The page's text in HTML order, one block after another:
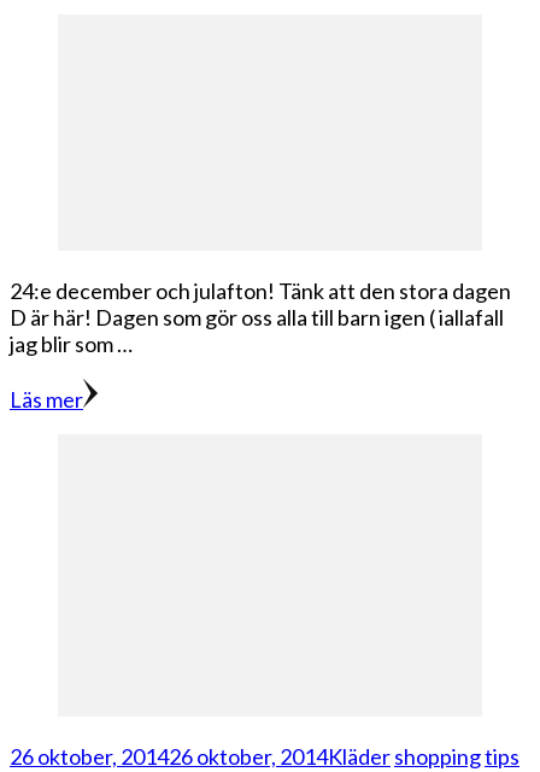
24:e december och julafton! Tänk att den stora dagen
D är här! Dagen som gör oss alla till barn igen ( iallafall
jag blir som …
Läs mer
26 oktober, 201426 oktober, 2014Klädershoppingtips